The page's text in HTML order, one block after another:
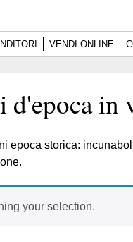
VENDI ONLINE
in
epoca storica:
your selection.